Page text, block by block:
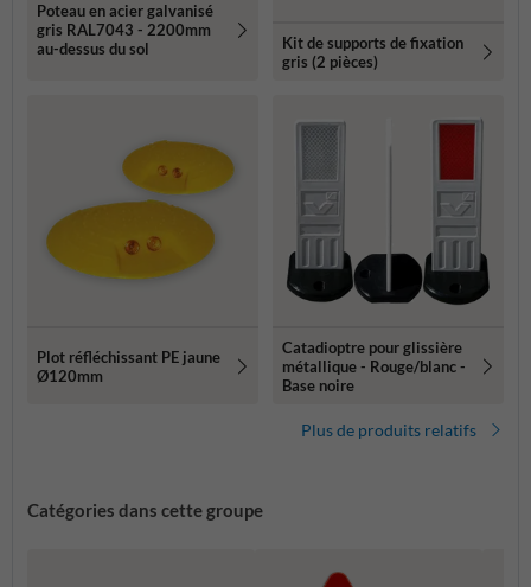
Poteau en acier galvanisé
gris RAL7043 - 2200mm
au-dessus du sol
Kit de supports de fixation
gris (2 pièces)
Plot réfléchissant PE jaune
Ø120mm
Catadioptre pour glissière
métallique - Rouge/blanc -
Base noire
Plus de produits relatifs
Catégories dans cette groupe